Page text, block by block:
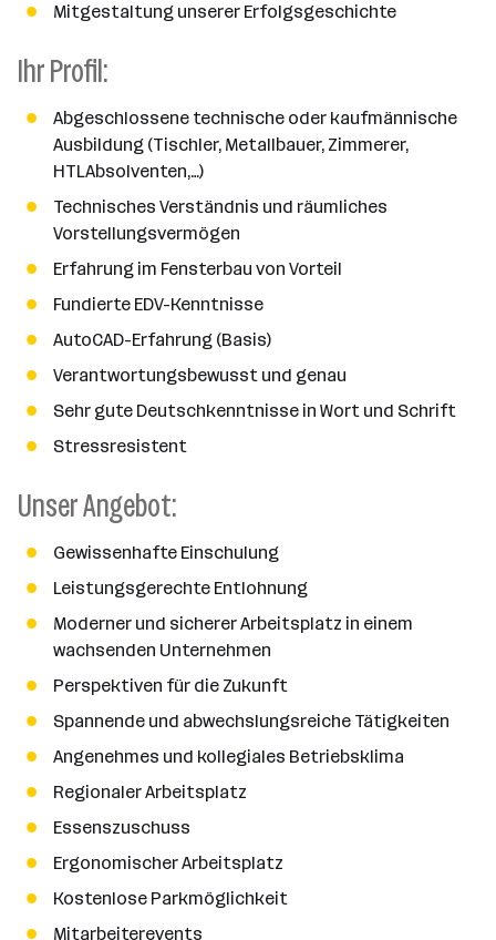
Mitgestaltung unserer Erfolgsgeschichte
Ihr Profil:
Abgeschlossene technische oder kaufmännische
Ausbildung (Tischler, Metallbauer, Zimmerer,
HTLAbsolventen,…)
Technisches Verständnis und räumliches
Vorstellungsvermögen
Erfahrung im Fensterbau von Vorteil
Fundierte EDV-Kenntnisse
AutoCAD-Erfahrung (Basis)
Verantwortungsbewusst und genau
Sehr gute Deutschkenntnisse in Wort und Schrift
Stressresistent
Unser Angebot:
Gewissenhafte Einschulung
Leistungsgerechte Entlohnung
Moderner und sicherer Arbeitsplatz in einem
wachsenden Unternehmen
Perspektiven für die Zukunft
Spannende und abwechslungsreiche Tätigkeiten
Angenehmes und kollegiales Betriebsklima
Regionaler Arbeitsplatz
Essenszuschuss
Ergonomischer Arbeitsplatz
Kostenlose Parkmöglichkeit
Mitarbeiterevents